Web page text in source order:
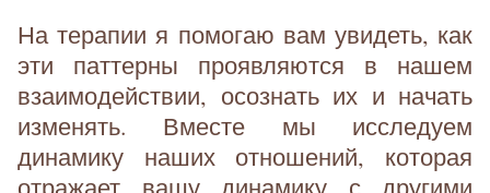
На терапии я помогаю вам увидеть, как
эти паттерны проявляются в нашем
взаимодействии, осознать их и начать
изменять. Вместе мы исследуем
динамику наших отношений, которая